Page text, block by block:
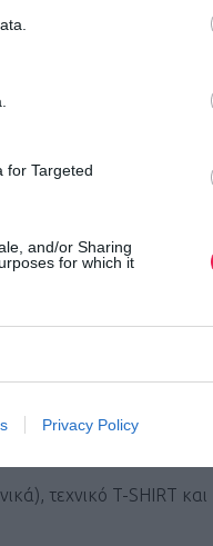
for Targeted
and/or Sharing
for which it
Privacy Policy
με τζελάκια και
σε συνεργασία με το
και την ποδηλατική
το Δημαρχείο
των αθλητών
αντικειμένων να
αντικείμενα αξίας,
τεχνικό T-SHIRT και